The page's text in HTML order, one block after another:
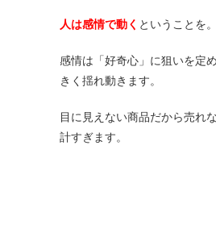
人は感情で動く ということを。
感情は「好奇心」に狙いを定
きく揺れ動きます。
目に見えない商品だから売れ
計すぎます。